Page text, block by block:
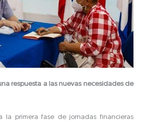
respuesta a las nuevas necesidades de
la primera fase de jornadas financieras